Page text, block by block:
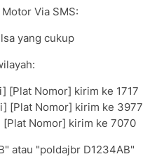
Via SMS:
yang cukup
[Plat Nomor] kirim ke 1717
[Plat Nomor] kirim ke 3977
Nomor] kirim ke 7070
atau "poldajbr D1234AB"